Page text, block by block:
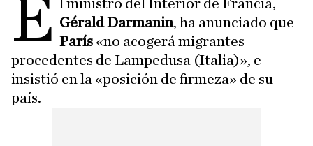
E l ministro del Interior de Francia,
Gérald Darmanin, ha anunciado que
París «no acogerá migrantes
procedentes de Lampedusa (Italia)», e
insistió en la «posición de firmeza» de su
país.